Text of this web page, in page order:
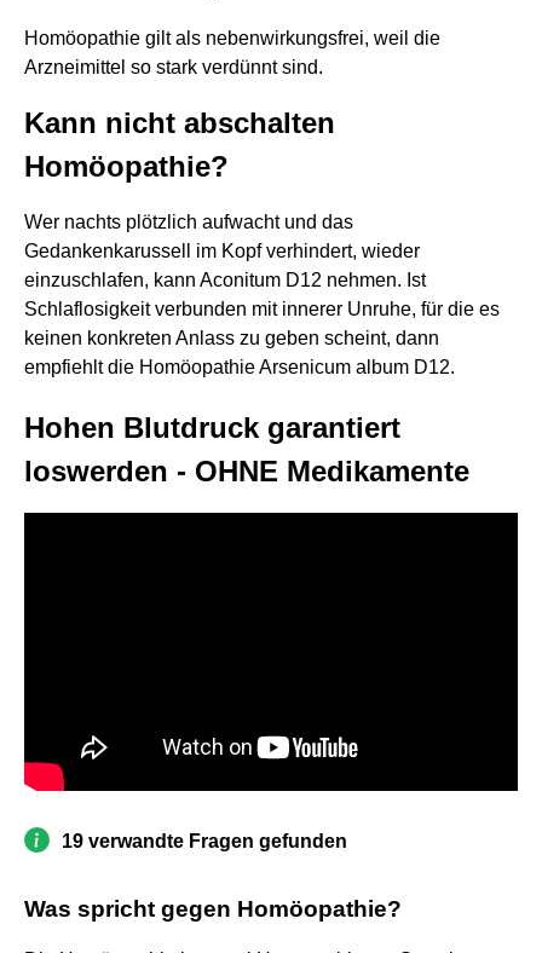
Homöopathie gilt als nebenwirkungsfrei, weil die
Arzneimittel so stark verdünnt sind.
Kann nicht abschalten
Homöopathie?
Wer nachts plötzlich aufwacht und das
Gedankenkarussell im Kopf verhindert, wieder
einzuschlafen, kann Aconitum D12 nehmen. Ist
Schlaflosigkeit verbunden mit innerer Unruhe, für die es
keinen konkreten Anlass zu geben scheint, dann
empfiehlt die Homöopathie Arsenicum album D12.
Hohen Blutdruck garantiert
loswerden - OHNE Medikamente
19 verwandte Fragen gefunden
Was spricht gegen Homöopathie?